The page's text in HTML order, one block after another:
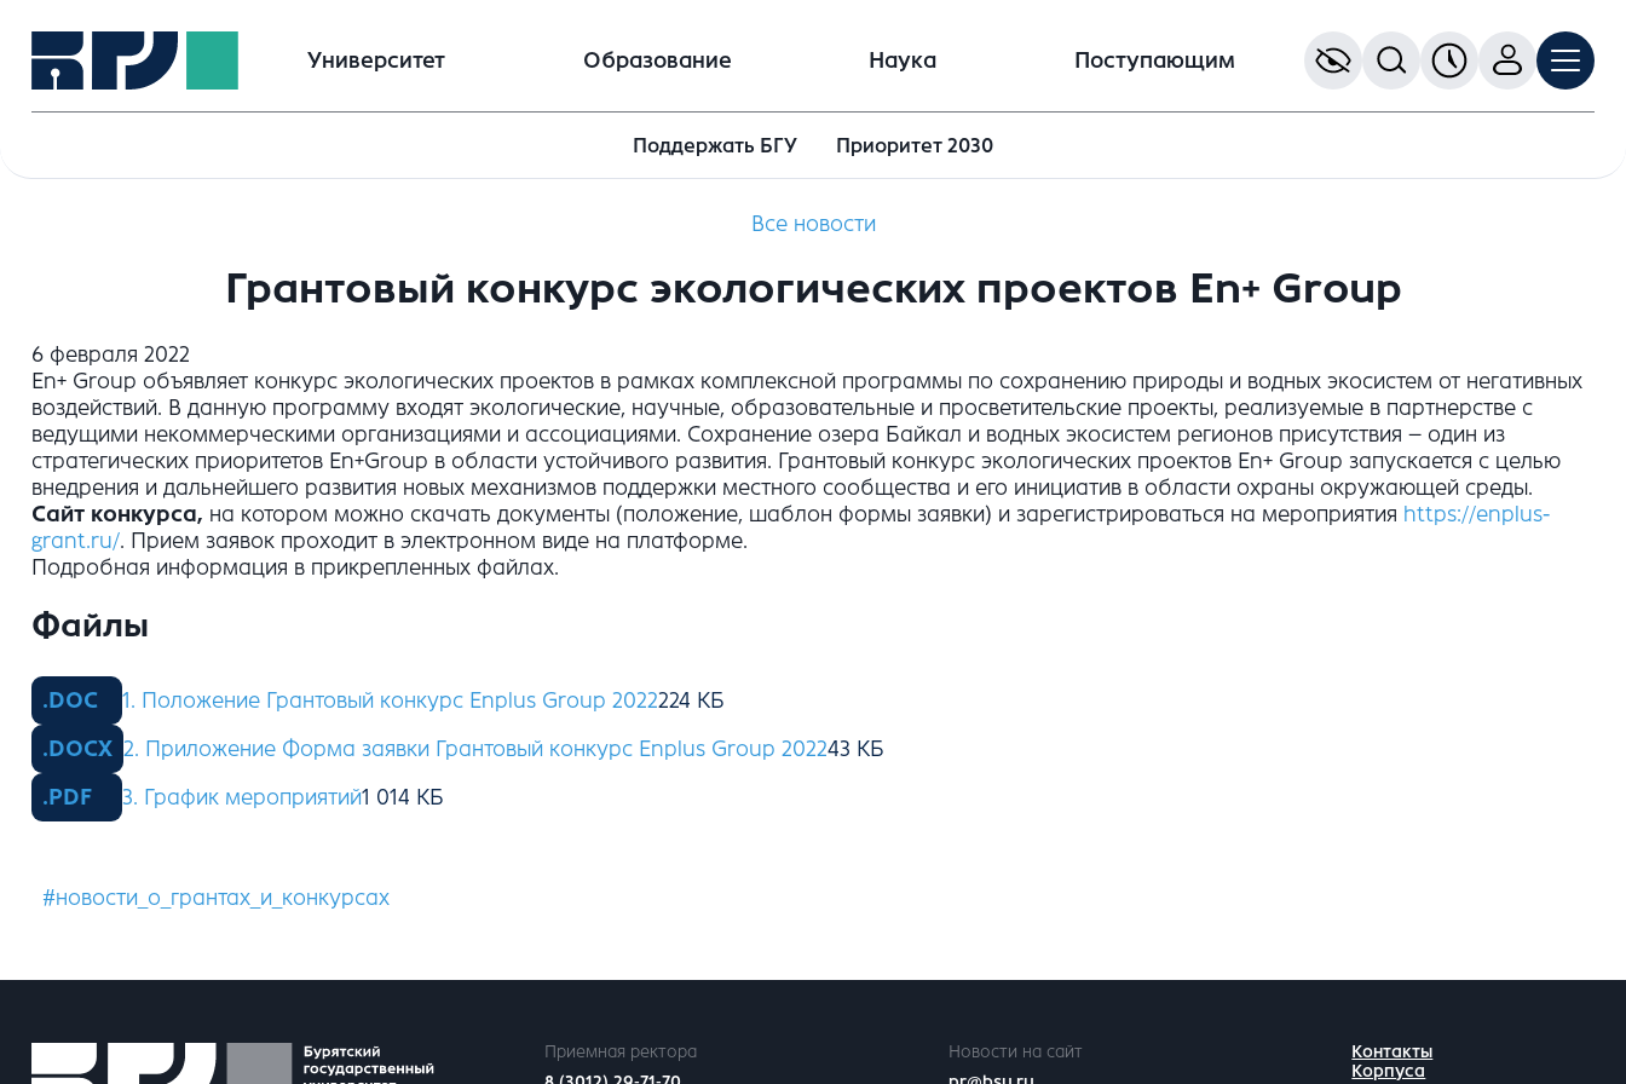
Университет Образование Наука Поступающим
Поддержать БГУ Приоритет 2030
Все новости
Грантовый конкурс экологических проектов En+ Group
6 февраля 2022
En+ Group объявляет конкурс экологических проектов в рамках комплексной программы по сохранению природы и водных экосистем от негативных
воздействий. В данную программу входят экологические, научные, образовательные и просветительские проекты, реализуемые в партнерстве с
ведущими некоммерческими организациями и ассоциациями. Сохранение озера Байкал и водных экосистем регионов присутствия – один из
стратегических приоритетов En+Group в области устойчивого развития. Грантовый конкурс экологических проектов En+ Group запускается с целью
внедрения и дальнейшего развития новых механизмов поддержки местного сообщества и его инициатив в области охраны окружающей среды.
Сайт конкурса, на котором можно скачать документы (положение, шаблон формы заявки) и зарегистрироваться на мероприятия https://enplus-
grant.ru/. Прием заявок проходит в электронном виде на платформе.
Подробная информация в прикрепленных файлах.
Файлы
1. Положение Грантовый конкурс Enplus Group 2022
2. Приложение Форма заявки Грантовый конкурс Enplus Group 2022
3. График мероприятий
#новости_о_грантах_и_конкурсах
Приемная ректора
Новости на сайт
Контакты
Корпуса